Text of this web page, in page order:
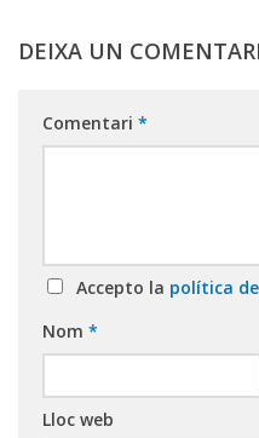
DEIXA UN
Comentari *
Accepto la política
Nom *
Lloc web